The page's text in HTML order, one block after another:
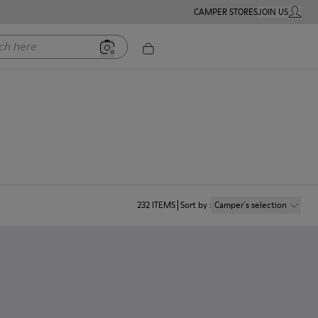
CAMPER STORESJOIN USMY
232 ITEMS Sort by: Camper´s selection